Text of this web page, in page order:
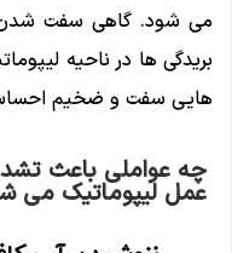
می شود. گاهی سفت
بریدگی ها در ناحیه
هایی سفت و ضخیم
چه عواملی باعث
عمل لیپوماتیک می